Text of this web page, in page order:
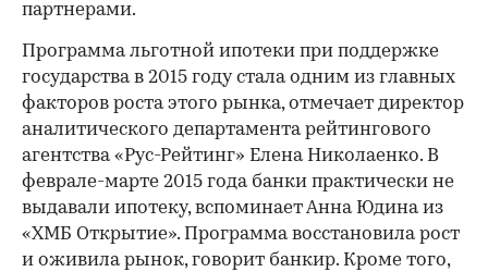
партнерами.
Программа льготной ипотеки при поддержке
государства в 2015 году стала одним из главных
факторов роста этого рынка, отмечает директор
аналитического департамента рейтингового
агентства «Рус-Рейтинг» Елена Николаенко. В
феврале-марте 2015 года банки практически не
выдавали ипотеку, вспоминает Анна Юдина из
«ХМБ Открытие». Программа восстановила рост
и оживила рынок, говорит банкир. Кроме того,